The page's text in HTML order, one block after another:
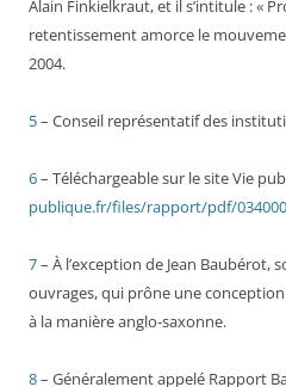
Alain Finkielkraut, et il s’intitule : «
retentissement amorce le
2004.
5– Conseil représentatif des
6– Téléchargeable sur le site Vie
publique.fr/files/rapport/pdf/
7– À l’exception de Jean Baubérot,
ouvrages, qui prône une
à la manière anglo-saxonne.
8– Généralement appelé Rapport